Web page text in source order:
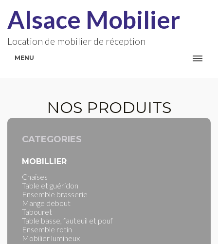
Alsace Mobilier
Location de mobilier de réception
MENU
NOS PRODUITS
CATEGORIES
MOBILLIER
Chaises
Table et guéridon
Ensemble brasserie
Mange debout
Tabouret
Table basse, fauteuil et pouf
Ensemble rotin
Mobilier lumineux